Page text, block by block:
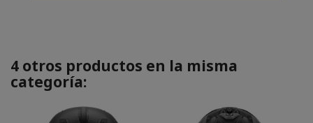
4 otros productos en la misma
categoría: